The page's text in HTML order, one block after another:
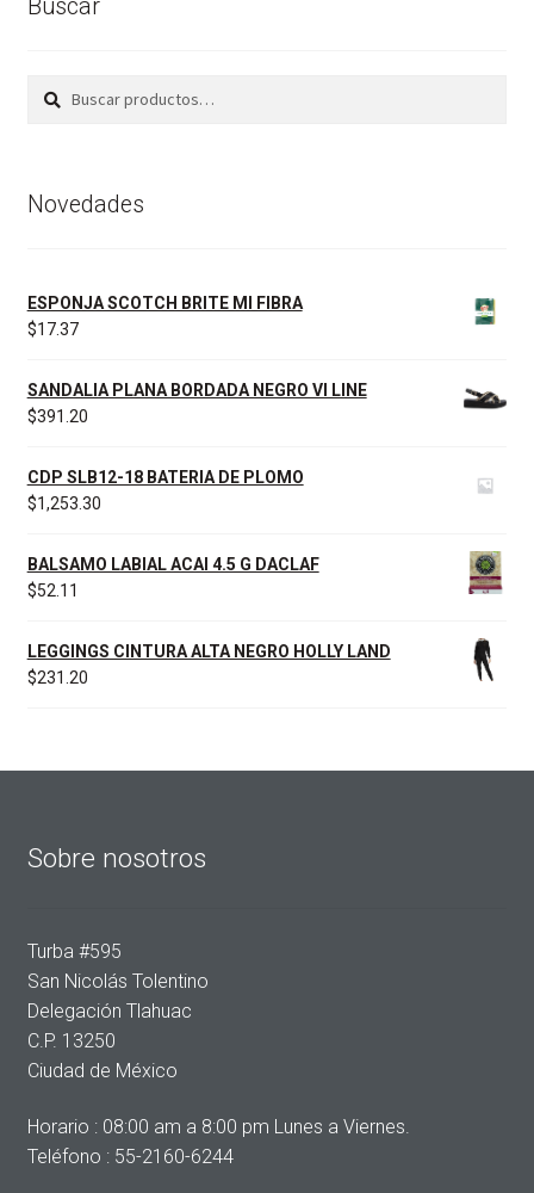
Buscar
Buscar
Buscar
Novedades
ESPONJA SCOTCH BRITE MI FIBRA
$17.37
SANDALIA PLANA BORDADA NEGRO VI LINE
$391.20
CDP SLB12-18 BATERIA DE PLOMO
$1,253.30
BALSAMO LABIAL ACAI 4.5 G DACLAF
$52.11
LEGGINGS CINTURA ALTA NEGRO HOLLY LAND
$231.20
Sobre nosotros
Turba #595
San Nicolás Tolentino
Delegación Tlahuac
C.P. 13250
Ciudad de México
Horario : 08:00 am a 8:00 pm Lunes a Viernes.
Teléfono : 55-2160-6244